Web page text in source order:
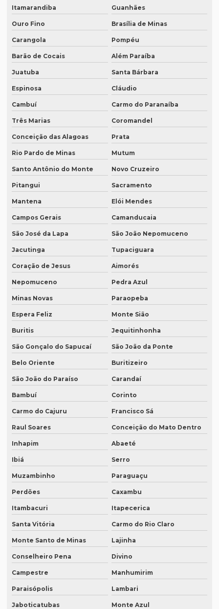
Empresas que prestam serviço de tradução
Empresas de tradução de artigos científicos em inglês
Empresas de tradução em curitiba
Empresas de tradução online
Empresas de tradução porto alegre
Empresas de transcrição
Empresas de transcrição de áudio para -texto
Equipamento para tradução simultanea
Equipamento de tradução simultânea portátil
Equipamento tradução simultanea preço
Equipamentos necessários para tradução simultânea
Equipamentos de tradução simultânea sp
Interpretação simultânea
Intérprete alemão profissional
Intérprete chinês português
Intérprete para congressos
Intérprete consecutivo
Intérprete de coreano em são paulo
Intérprete de espanhol em brasília
Intérprete de espanhol em campinas
Intérprete de espanhol em porto alegre
Intérprete para eventos
Intérprete de inglês em campinas
Intérprete de inglês em curitiba
Intérprete inglês espanhol português
Intérprete de inglês em porto alegre
Intérprete de inglês português
Interprete de italiano profissional
Intérprete japonês português
Intérprete juramentado
Intérprete de negócios
Itamarandiba Guanhães
Ouro Fino Brasília de Minas
Carangola Pompéu
Barão de Cocais Além Paraíba
Juatuba Santa Bárbara
Espinosa Cláudio
Cambuí Carmo do Paranaíba
Três Marias Coromandel
Conceição das Alagoas Prata
Rio Pardo de Minas Mutum
Santo Antônio do Monte Novo Cruzeiro
Pitangui Sacramento
Mantena Elói Mendes
Campos Gerais Camanducaia
São José da Lapa São João Nepomuceno
Jacutinga Tupaciguara
Coração de Jesus Aimorés
Nepomuceno Pedra Azul
Minas Novas Paraopeba
Espera Feliz Monte Sião
Buritis Jequitinhonha
São Gonçalo do Sapucaí São João da Ponte
Belo Oriente Buritizeiro
São João do Paraíso Carandaí
Bambuí Corinto
Carmo do Cajuru Francisco Sá
Raul Soares Conceição do Mato Dentro
Inhapim Abaeté
Ibiá Serro
Muzambinho Paraguaçu
Perdões Caxambu
Itambacuri Itapecerica
Santa Vitória Carmo do Rio Claro
Monte Santo de Minas Lajinha
Conselheiro Pena Divino
Campestre Manhumirim
Paraisópolis Lambari
Jaboticatubas Monte Azul